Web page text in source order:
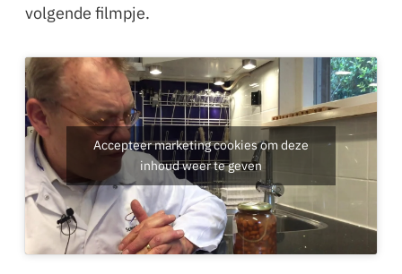
volgende filmpje.
Accepteer marketing cookies om deze
inhoud weer te geven